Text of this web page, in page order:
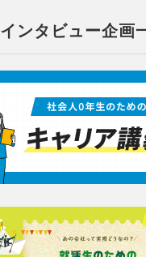
インタビュー企画